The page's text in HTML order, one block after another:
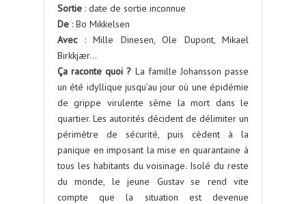
Sortie : date de sortie inconnue
De : Bo Mikkelsen
Avec: Mille Dinesen, Ole Dupont, Mikael
Birkkjær…
Ça raconte quoi ? La famille Johansson passe
un été idyllique jusqu’au jour où une épidémie
de grippe virulente sème la mort dans le
quartier. Les autorités décident de délimiter un
périmètre de sécurité, puis cèdent à la
panique en imposant la mise en quarantaine à
tous les habitants du voisinage. Isolé du reste
du monde, le jeune Gustav se rend vite
compte que la situation est devenue